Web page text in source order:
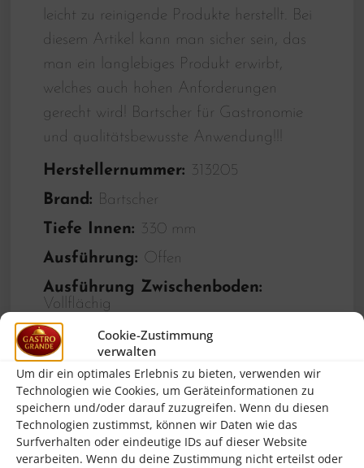
Cookie-Zustimmung
verwalten
Um dir ein optimales Erlebnis zu bieten, verwenden wir
Technologien wie Cookies, um Geräteinformationen zu
speichern und/oder darauf zuzugreifen. Wenn du diesen
Technologien zustimmst, können wir Daten wie das
Surfverhalten oder eindeutige IDs auf dieser Website
verarbeiten. Wenn du deine Zustimmung nicht erteilst oder
leicht zu reinigende Produkte herstellt. Bei
diesem Artikel kann man sicher sein, das
man ein langlebiges Produkt erwirbt,
welches auch hohen Anforderungen
gerecht wird! Bartscher für Gastronomie
und qualitätsbewusste Anwendung!!!
Herstellernummer: 313205
Brand:
Bartscher
Tiefe Innen: 330 mm
Ausführung: Offen
Ausführung Zwischenboden:
Vollflächig
Breite innen:1997 mm
Eigenschaften:
Ausführung innen:2-geteilt
Zwischenboden:Ja
Zwischenböden höhenverstellbar: